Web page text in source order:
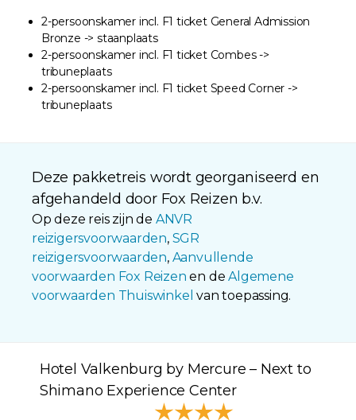
2-persoonskamer incl. F1 ticket General Admission
Bronze -> staanplaats
2-persoonskamer incl. F1 ticket Combes ->
tribuneplaats
2-persoonskamer incl. F1 ticket Speed Corner ->
tribuneplaats
Deze pakketreis wordt georganiseerd en
afgehandeld door Fox Reizen b.v.
Op deze reis zijn de ANVR
reizigersvoorwaarden, SGR
reizigersvoorwaarden, Aanvullende
voorwaarden Fox Reizen en deAlgemene
voorwaarden Thuiswinkel van toepassing.
Hotel Valkenburg by Mercure – Next to
Shimano Experience Center